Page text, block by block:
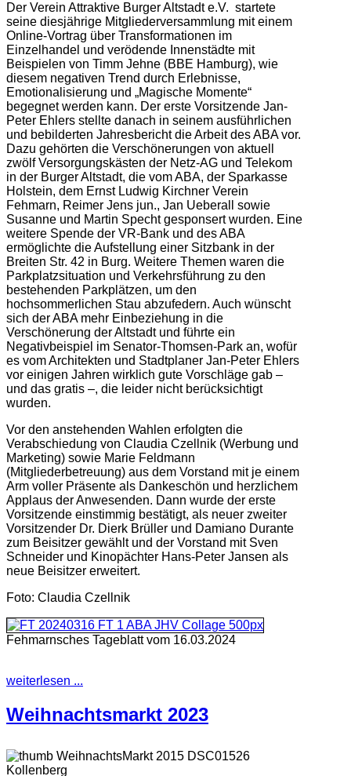
Der Verein Attraktive Burger Altstadt e.V. startete
seine diesjährige Mitgliederversammlung mit einem
Online-Vortrag über Transformationen im
Einzelhandel und verödende Innenstädte mit
Beispielen von Timm Jehne (BBE Hamburg), wie
diesem negativen Trend durch Erlebnisse,
Emotionalisierung und „Magische Momente“
begegnet werden kann. Der erste Vorsitzende Jan-
Peter Ehlers stellte danach in seinem ausführlichen
und bebilderten Jahresbericht die Arbeit des ABA vor.
Dazu gehörten die Verschönerungen von aktuell
zwölf Versorgungskästen der Netz-AG und Telekom
in der Burger Altstadt, die vom ABA, der Sparkasse
Holstein, dem Ernst Ludwig Kirchner Verein
Fehmarn, Reimer Jens jun., Jan Ueberall sowie
Susanne und Martin Specht gesponsert wurden. Eine
weitere Spende der VR-Bank und des ABA
ermöglichte die Aufstellung einer Sitzbank in der
Breiten Str. 42 in Burg. Weitere Themen waren die
Parkplatzsituation und Verkehrsführung zu den
bestehenden Parkplätzen, um den
hochsommerlichen Stau abzufedern. Auch wünscht
sich der ABA mehr Einbeziehung in die
Verschönerung der Altstadt und führte ein
Negativbeispiel im Senator-Thomsen-Park an, wofür
es vom Architekten und Stadtplaner Jan-Peter Ehlers
vor einigen Jahren wirklich gute Vorschläge gab –
und das gratis –, die leider nicht berücksichtigt
wurden.
Vor den anstehenden Wahlen erfolgten die
Verabschiedung von Claudia Czellnik (Werbung und
Marketing) sowie Marie Feldmann
(Mitgliederbetreuung) aus dem Vorstand mit je einem
Arm voller Präsente als Dankeschön und herzlichem
Applaus der Anwesenden. Dann wurde der erste
Vorsitzende einstimmig bestätigt, als neuer zweiter
Vorsitzender Dr. Dierk Brüller und Damiano Durante
zum Beisitzer gewählt und der Vorstand mit Sven
Schneider und Kinopächter Hans-Peter Jansen als
neue Beisitzer erweitert.
Foto: Claudia Czellnik
Fehmarnsches Tageblatt vom 16.03.2024
weiterlesen ...
Weihnachtsmarkt 2023